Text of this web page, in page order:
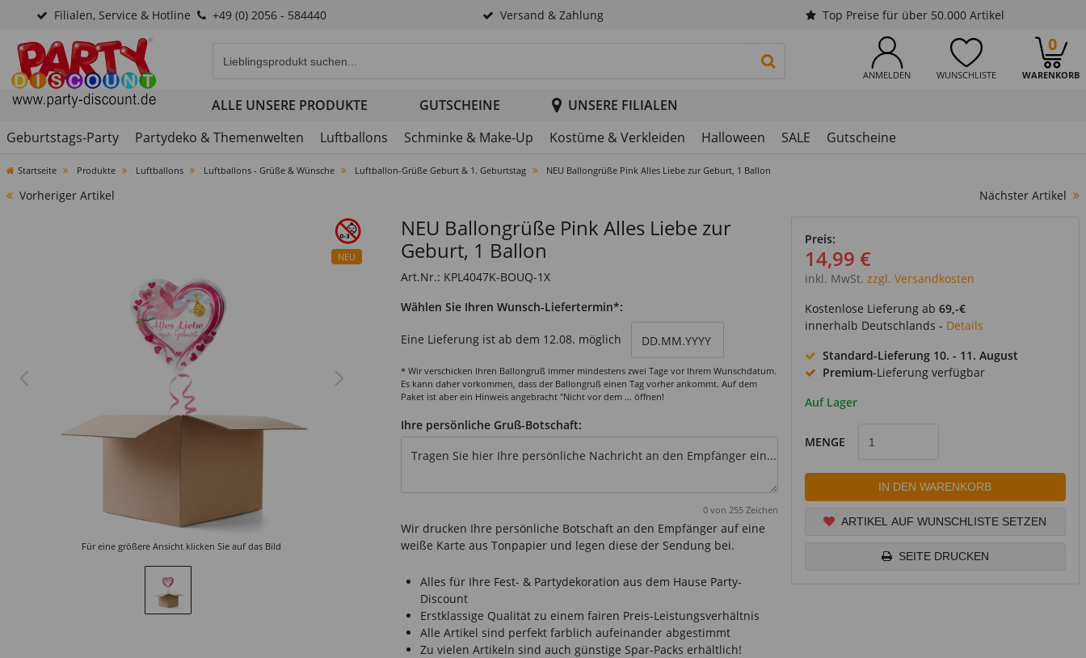
Filialen, Service & Hotline +49 (0) 2056 - 584440 Versand & Zahlung Top Preise für über 50.000 Artikel
ANMELDEN WUNSCHLISTE WARENKORB
0
PRODUKTSUCHE STARTEN
ALLE UNSERE PRODUKTE GUTSCHEINE
UNSERE FILIALEN
Geburtstags-Party
Partydeko & Themenwelten Luftballons Schminke & Make-Up Kostüme & Verkleiden Halloween SALE Gutscheine
Startseite Produkte Luftballons Luftballons - Grüße & Wünsche Luftballon-Grüße Geburt & 1. Geburtstag NEU Ballongrüße Pink Alles Liebe zur Geburt, 1 Ballon
Vorheriger Artikel Nächster Artikel
NEU
Für eine größere Ansicht klicken Sie auf das Bild
NEU Ballongrüße Pink Alles Liebe zur
Geburt, 1 Ballon
Art.Nr.: KPL4047K-BOUQ-1X
Wählen Sie Ihren Wunsch-Liefertermin*:
Eine Lieferung ist ab dem 12.08. möglich
* Wir verschicken Ihren Ballongruß immer mindestens zwei Tage vor Ihrem Wunschdatum.
Es kann daher vorkommen, dass der Ballongruß einen Tag vorher ankommt. Auf dem
Paket ist aber ein Hinweis angebracht "Nicht vor dem ... öffnen!
Ihre persönliche Gruß-Botschaft:
0von 255 Zeichen
Wir drucken Ihre persönliche Botschaft an den Empfänger auf eine
weiße Karte aus Tonpapier und legen diese der Sendung bei.
Alles für Ihre Fest- & Partydekoration aus dem Hause Party-
Discount
Erstklassige Qualität zu einem fairen Preis-Leistungsverhältnis
Alle Artikel sind perfekt farblich aufeinander abgestimmt
Zu vielen Artikeln sind auch günstige Spar-Packs erhältlich!
Preis:
14,99 €
inkl. MwSt. zzgl. Versandkosten
Kostenlose Lieferung ab 69,-€
innerhalb Deutschlands - Details
Standard-Lieferung 10. - 11. August
Premium-Lieferung verfügbar
Auf Lager
MENGE
IN DEN WARENKORB
ARTIKEL AUF WUNSCHLISTE SETZEN
SEITE DRUCKEN